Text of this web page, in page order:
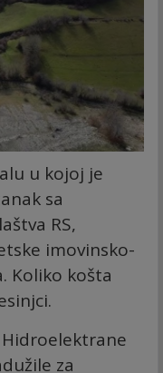
u kojoj je
sa
RS,
imovinsko-
Koliko košta
za